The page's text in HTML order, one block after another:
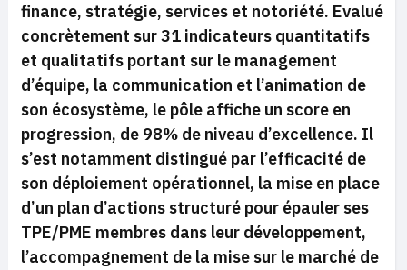
finance, stratégie, services et notoriété. Evalué
concrètement sur 31 indicateurs quantitatifs
et qualitatifs portant sur le management
d’équipe, la communication et l’animation de
son écosystème, le pôle affiche un score en
progression, de 98% de niveau d’excellence. Il
s’est notamment distingué par l’efficacité de
son déploiement opérationnel, la mise en place
d’un plan d’actions structuré pour épauler ses
TPE/PME membres dans leur développement,
l’accompagnement de la mise sur le marché de